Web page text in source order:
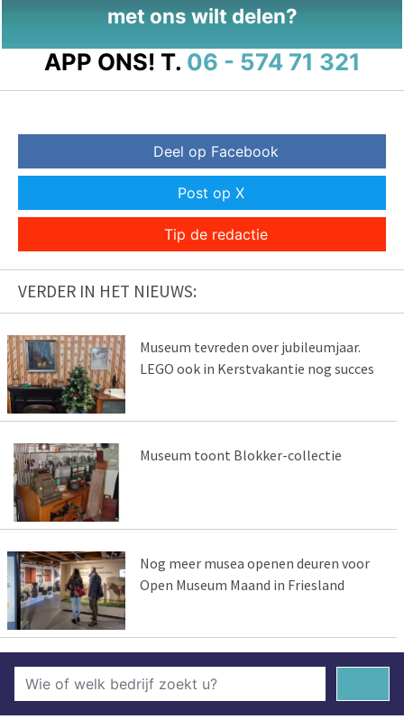
met ons wilt delen?
APP ONS! T. 06 - 574 71 321
Deel op Facebook
Post op X
Tip de redactie
VERDER IN HET NIEUWS:
Museum tevreden over jubileumjaar.
LEGO ook in Kerstvakantie nog succes
Museum toont Blokker-collectie
Nog meer musea openen deuren voor
Open Museum Maand in Friesland